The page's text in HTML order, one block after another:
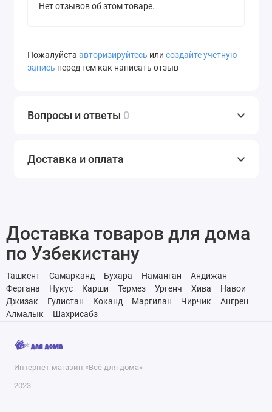
Нет отзывов об этом товаре.
Пожалуйста авторизируйтесь или создайте учетную
запись перед тем как написать отзыв
Вопросы и ответы 0
Доставка и оплата
Доставка товаров для дома
по Узбекистану
Ташкент Самарканд Бухара Наманган
Андижан
Фергана
Нукус Карши Термез Ургенч Хива
Навои
Джизак
Гулистан Коканд Маргилан Чирчик
Ангрен
Алмалык
Шахрисабз
Интернет-магазин «Всё для дома»
2023